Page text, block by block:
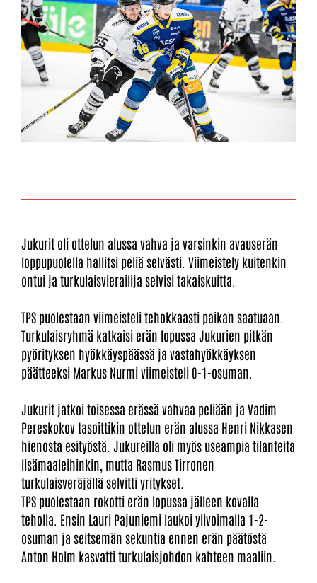
Jukurit oli ottelun alussa vahva ja varsinkin avauserän
loppupuolella hallitsi peliä selvästi. Viimeistely kuitenkin
ontui ja turkulaisvierailija selvisi takaiskuitta.
TPS puolestaan viimeisteli tehokkaasti paikan saatuaan.
Turkulaisryhmä katkaisi erän lopussa Jukurien pitkän
pyörityksen hyökkäyspäässä ja vastahyökkäyksen
päätteeksi Markus Nurmi viimeisteli 0-1-osuman.
Jukurit jatkoi toisessa erässä vahvaa peliään ja Vadim
Pereskokov tasoittikin ottelun erän alussa Henri Nikkasen
hienosta esityöstä. Jukureilla oli myös useampia tilanteita
lisämaaleihinkin, mutta Rasmus Tirronen
turkulaisveräjällä selvitti yritykset.
TPS puolestaan rokotti erän lopussa jälleen kovalla
teholla. Ensin Lauri Pajuniemi laukoi ylivoimalla 1-2-
osuman ja seitsemän sekuntia ennen erän päätöstä
Anton Holm kasvatti turkulaisjohdon kahteen maaliin.